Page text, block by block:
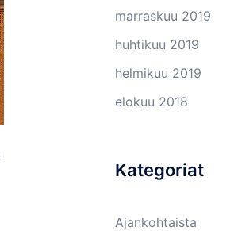
marraskuu 2019
huhtikuu 2019
helmikuu 2019
elokuu 2018
Kategoriat
Ajankohtaista